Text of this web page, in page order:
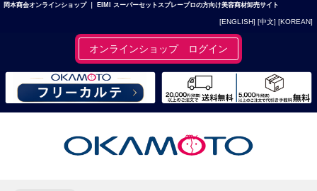
岡本商会オンラインショップ ｜ EIMI スーパーセットスプレープロの方向け美容商材卸売サイト
[ENGLISH] [中文] [KOREAN]
オンラインショップ ログイン